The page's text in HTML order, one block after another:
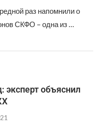
раз напомнили о
СКФО – одна из …
эксперт объяснил